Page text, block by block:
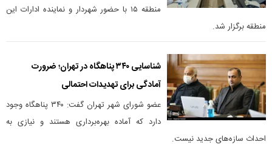
منطقه ۱۵ با حضور شهردار و نماینده ادارات این
منطقه برگزار شد.
شناسایی ۳۴۰ پناهگاه در تهران؛ ضرورت
آمادگی برای تهدیدات احتمالی
عضو شورای شهر تهران گفت: ۳۴۰ پناهگاه وجود
دارد که آماده بهره‌برداری هستند و نیازی به
احداث سازه‌های جدید نیست.